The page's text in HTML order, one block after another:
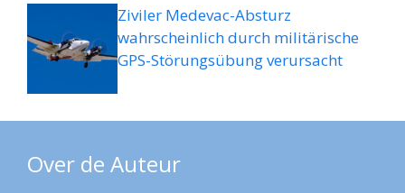
Ziviler Medevac-Absturz
wahrscheinlich durch militärische
GPS-Störungsübung verursacht
Over de Auteur